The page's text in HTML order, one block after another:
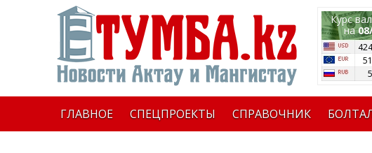
Курс
на
ГЛАВНОЕ СПЕЦПРОЕКТЫ СПРАВОЧНИК